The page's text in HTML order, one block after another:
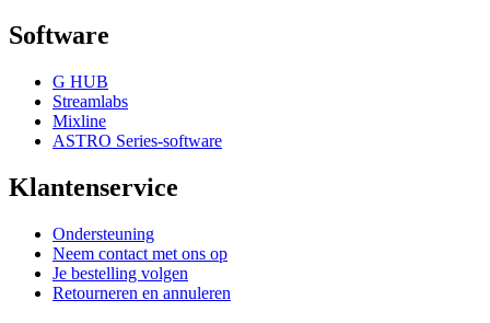
Software
G HUB
Streamlabs
Mixline
ASTRO Series-software
Klantenservice
Ondersteuning
Neem contact met ons op
Je bestelling volgen
Retourneren en annuleren